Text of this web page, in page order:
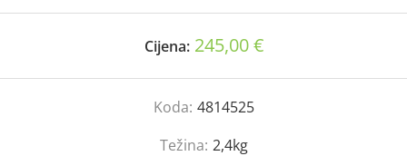
Cijena: 245,00 €
Koda: 4814525
Težina: 2,4kg